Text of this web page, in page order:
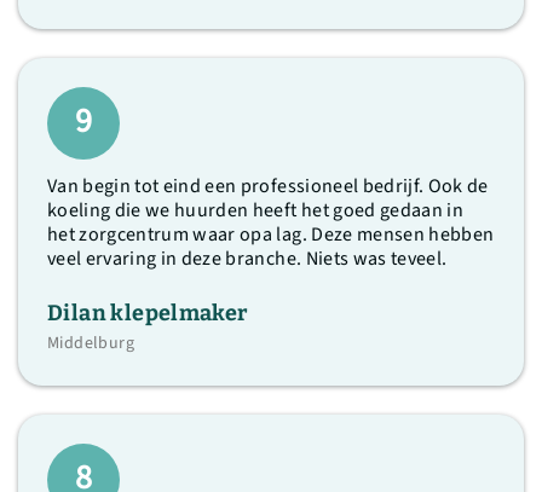
9
Van begin tot eind een professioneel bedrijf. Ook de
koeling die we huurden heeft het goed gedaan in
het zorgcentrum waar opa lag. Deze mensen hebben
veel ervaring in deze branche. Niets was teveel.
Dilan klepelmaker
Middelburg
8